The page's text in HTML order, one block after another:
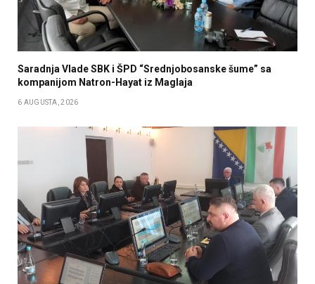
Saradnja Vlade SBK i ŠPD “Srednjobosanske šume” sa
kompanijom Natron-Hayat iz Maglaja
6 AUGUSTA, 2026